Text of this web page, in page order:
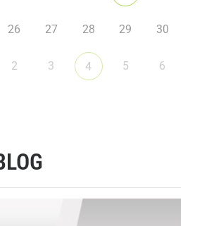
26 27 28 29 30
2 3 4 5 6